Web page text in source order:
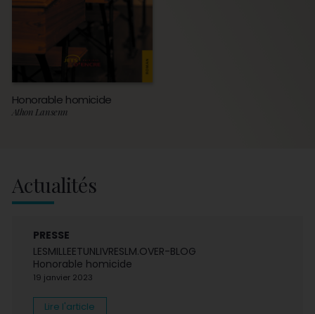
Honorable homicide
Athon Lansenn
Actualités
PRESSE
LESMILLEETUNLIVRESLM.OVER-BLOG
Honorable homicide
19 janvier 2023
Lire l'article